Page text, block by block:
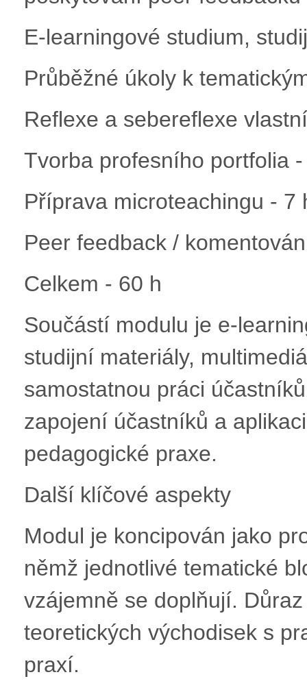
E-learningové studium,
Průběžné úkoly k
Reflexe a sebereflexe
Tvorba profesního portfolia
Příprava microteachingu - 7
Peer feedback /
Celkem - 60 h
Součástí modulu je e-
studijní materiály,
samostatnou práci
zapojení účastníků a
pedagogické praxe.
Další klíčové aspekty
Modul je koncipován jako
němž jednotlivé tematické
vzájemně se doplňují.
teoretických východisek s
praxí.